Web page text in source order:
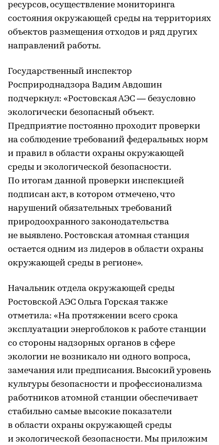
ресурсов, осуществление мониторинга
состояния окружающей среды на территориях
объектов размещения отходов и ряд других
направлений работы.
Государственный инспектор
Росприроднадзора Вадим Авдошин
подчеркнул: «Ростовская АЭС — безусловно
экологически безопасный объект.
Предприятие постоянно проходит проверки
на соблюдение требований федеральных норм
и правил в области охраны окружающей
среды и экологической безопасности.
По итогам данной проверки инспекцией
подписан акт, в котором отмечено, что
нарушений обязательных требований
природоохранного законодательства
не выявлено. Ростовская атомная станция
остается одним из лидеров в области охраны
окружающей среды в регионе».
Начальник отдела окружающей среды
Ростовской АЭС Ольга Горская также
отметила: «На протяжении всего срока
эксплуатации энергоблоков к работе станции
со стороны надзорных органов в сфере
экологии не возникало ни одного вопроса,
замечания или предписания. Высокий уровень
культуры безопасности и профессионализма
работников атомной станции обеспечивает
стабильно самые высокие показатели
в области охраны окружающей среды
и экологической безопасности. Мы приложим